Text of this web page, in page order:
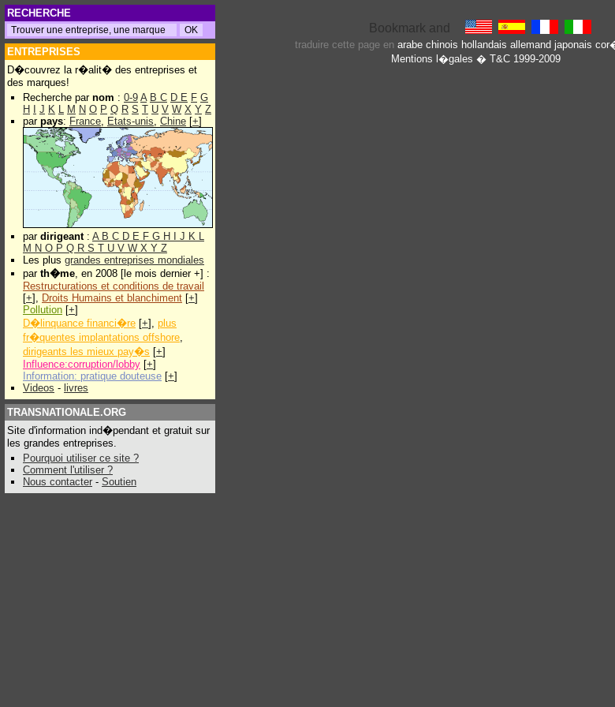
RECHERCHE
ENTREPRISES
D�couvrez la r�alit� des entreprises et
des marques!
Recherche par nom : 0-9 A B C D E F G
H
J K L M N O P Q R S T U V W X Y Z
par pays: France, Etats-unis, Chine [+]
par dirigeant: A B C D E F G H J K L
M N O P Q R S T U V W X Y Z
Les plus grandes entreprises mondiales
par th�me, en 2008 [le mois dernier +] :
Restructurations et conditions de travail
[+], Droits Humains et blanchiment [+]
Pollution [+]
D�linquance financi�re [+], plus
fr�quentes implantations offshore,
dirigeants les mieux pay�s [+]
Influence:corruption/lobby [+]
Information: pratique douteuse [+]
Videos - livres
TRANSNATIONALE.ORG
Site d'information ind�pendant et gratuit sur
les grandes entreprises.
Pourquoi utiliser ce site ?
Comment l'utiliser ?
Nous contacter - Soutien
traduire cette page en arabe chinois hollandais allemand japonais
Mentions l�gales � T&C 1999-2009